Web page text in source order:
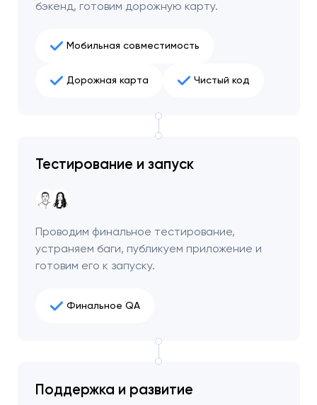
бэкенд, готовим дорожную карту.
Мобильная совместимость
Дорожная карта Чистый код
Тестирование и запуск
Проводим финальное тестирование,
устраняем баги, публикуем приложение и
готовим его к запуску.
Финальное QA
Поддержка и развитие
чтобы обсудить